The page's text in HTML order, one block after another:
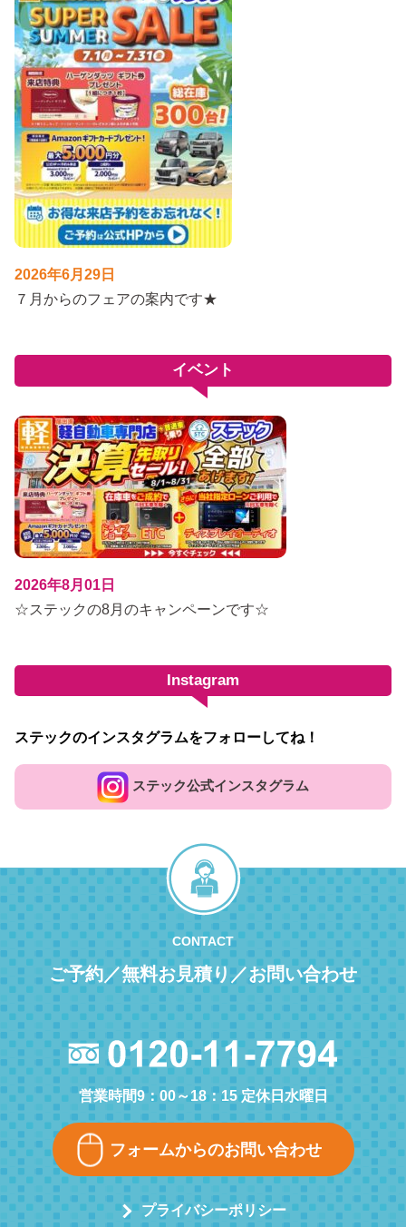
2026年6月29日
７月からのフェアの案内です★
イベント
2026年8月01日
☆ステックの8月のキャンペーンです☆
Instagram
ステックのインスタグラムをフォローしてね！
ステック公式インスタグラム
CONTACT
ご予約／無料お見積り／お問い合わせ
営業時間9：00～18：15 定休日水曜日
フォームからのお問い合わせ
プライバシーポリシー